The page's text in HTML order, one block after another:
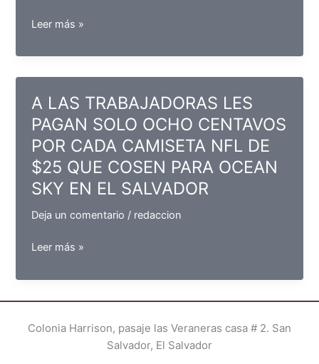
(EL
Los
Sexuales
y
de
las
Mujeres
en
las
Maquilas
en
Leer más »
A LAS TRABAJADORAS LES
PAGAN SOLO OCHO CENTAVOS
POR CADA CAMISETA NFL DE
$25 QUE COSEN PARA OCEAN
SKY EN EL SALVADOR
Deja un comentario / redaccion
A
TRABAJADORAS
LES
SOLO
Leer más »
Colonia Harrison, pasaje las Veraneras casa # 2. San
Salvador, El Salvador